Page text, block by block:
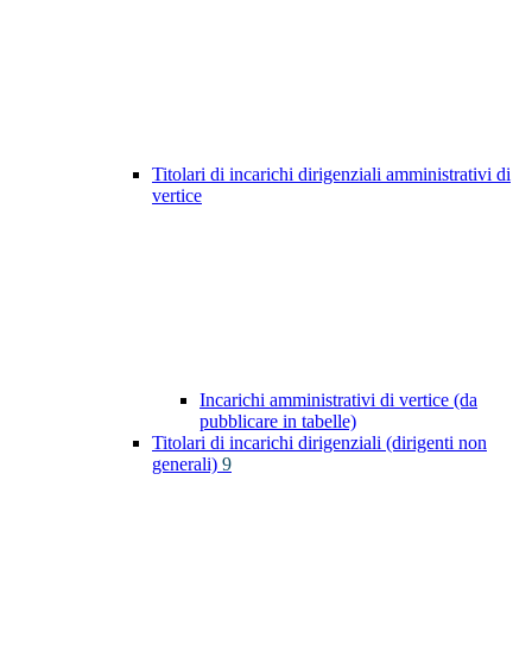
Titolari di incarichi dirigenziali amministrativi di
vertice
Incarichi amministrativi di vertice (da
pubblicare in tabelle)
Titolari di incarichi dirigenziali (dirigenti non
generali) 9